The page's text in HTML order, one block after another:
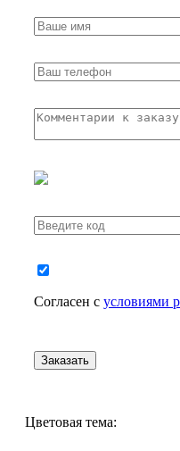
Согласен с условиями
Цветовая тема: